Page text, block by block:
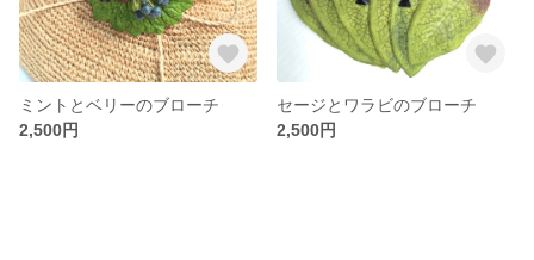
ミントとベリーのブローチ
2,500円
セージとワラビのブローチ
2,500円